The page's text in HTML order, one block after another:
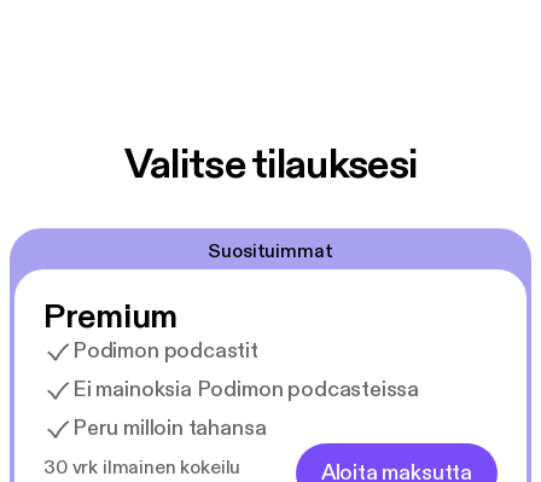
Valitse tilauksesi
Suosituimmat
Premium
Podimon podcastit
Ei mainoksia Podimon podcasteissa
Peru milloin tahansa
30 vrk ilmainen kokeilu
Aloita maksutta